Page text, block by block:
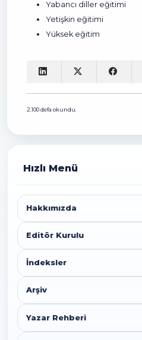
Yabancı diller eğitimi
Yetişkin eğitimi
Yüksek eğitim
2.100 defa okundu.
Hızlı Menü
Hakkımızda
Editör Kurulu
İndeksler
Arşiv
Yazar Rehberi